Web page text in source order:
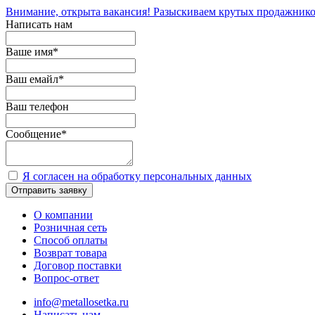
Внимание, открыта вакансия! Разыскиваем крутых
Написать нам
Ваше имя*
Ваш емайл*
Ваш телефон
Сообщение*
Я согласен на обработку персональных данных
Отправить заявку
О компании
Розничная сеть
Способ оплаты
Возврат товара
Договор поставки
Вопрос-ответ
info@metallosetka.ru